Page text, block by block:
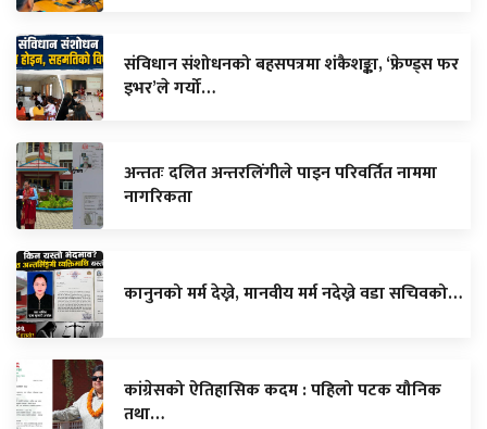
संविधान संशोधनको बहसपत्रमा शंकैशङ्का, ‘फ्रेण्ड्स फर
इभर’ले गर्यो…
अन्ततः दलित अन्तरलिंगीले पाइन परिवर्तित नाममा
नागरिकता
कानुनको मर्म देख्ने, मानवीय मर्म नदेख्ने वडा सचिवको…
कांग्रेसको ऐतिहासिक कदम : पहिलो पटक यौनिक
तथा…